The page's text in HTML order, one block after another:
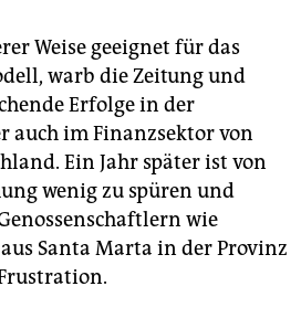
Weise geeignet für das
warb die Zeitung und
Erfolge in der
auch im Finanzsektor von
Ein Jahr später ist von
wenig zu spüren und
wie
Santa Marta in der Provinz